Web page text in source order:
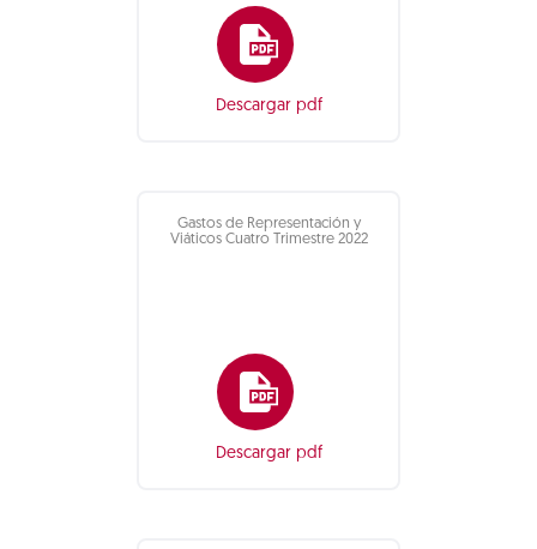
Descargar pdf
Gastos de Representación y
Viáticos Cuatro Trimestre 2022
Descargar pdf